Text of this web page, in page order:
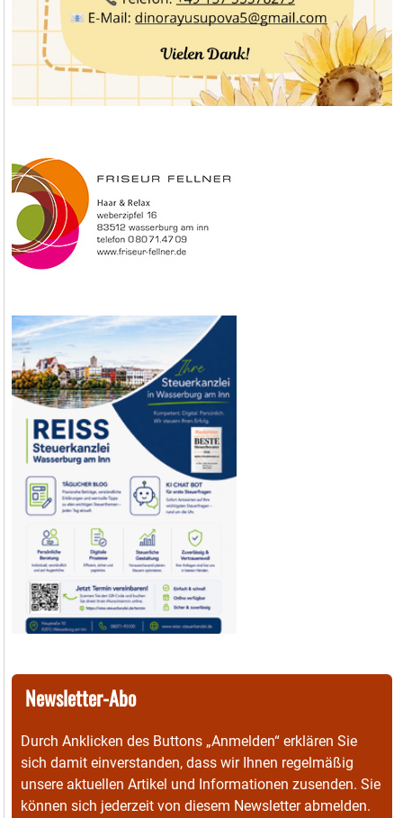
Newsletter-Abo
Durch Anklicken des Buttons „Anmelden“ erklären Sie
sich damit einverstanden, dass wir Ihnen regelmäßig
unsere aktuellen Artikel und Informationen zusenden. Sie
können sich jederzeit von diesem Newsletter abmelden.